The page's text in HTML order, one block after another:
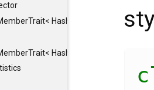
HashMap< K_TO, V_TO >,
HashSet< TO >, HashSet<